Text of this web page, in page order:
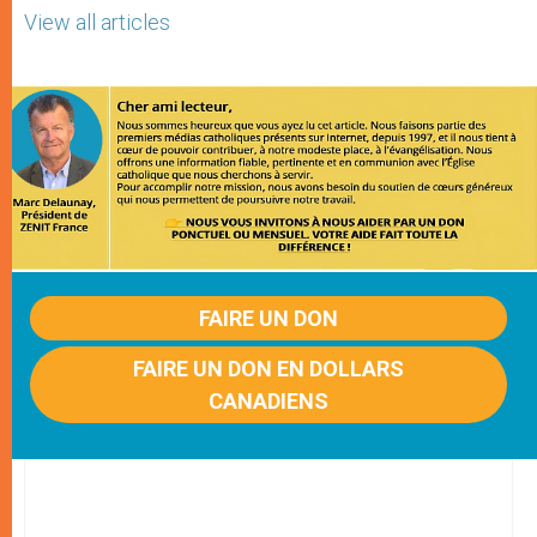
View all articles
FAIRE UN DON
FAIRE UN DON EN DOLLARS
CANADIENS